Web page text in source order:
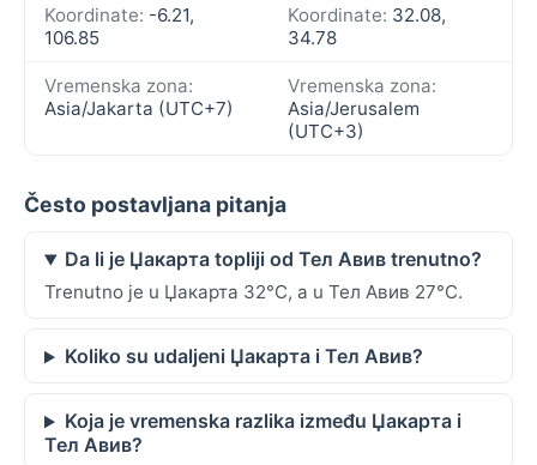
Koordinate: -6.21,
106.85
Koordinate: 32.08,
34.78
Vremenska zona:
Asia/Jakarta (UTC+7)
Vremenska zona:
Asia/Jerusalem
(UTC+3)
Često postavljana pitanja
Da li je Џакарта topliji od Тел Авив trenutno?
Trenutno je u Џакарта 32°C, a u Тел Авив 27°C.
Koliko su udaljeni Џакарта i Тел Авив?
Koja je vremenska razlika između Џакарта i
Тел Авив?